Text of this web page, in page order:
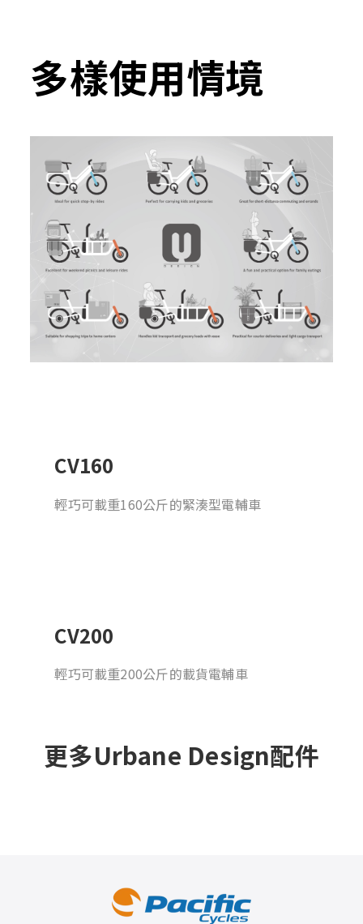
多樣使用情境
CV160
輕巧可載重160公斤的緊湊型電輔車
CV200
輕巧可載重200公斤的載貨電輔車
更多Urbane Design配件